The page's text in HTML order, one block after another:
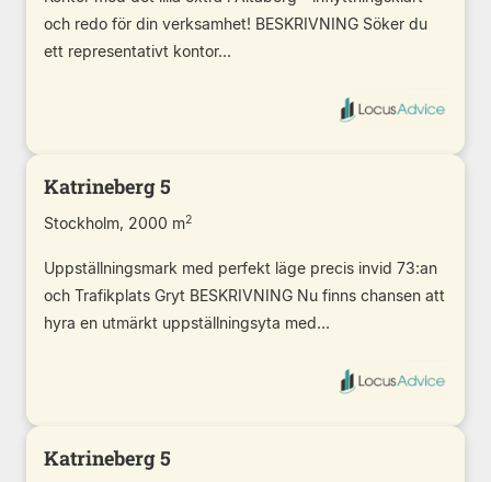
och redo för din verksamhet! BESKRIVNING Söker du
ett representativt kontor...
Katrineberg 5
Stockholm, 2000 m2
Uppställningsmark med perfekt läge precis invid 73:an
och Trafikplats Gryt BESKRIVNING Nu finns chansen att
hyra en utmärkt uppställningsyta med...
Katrineberg 5